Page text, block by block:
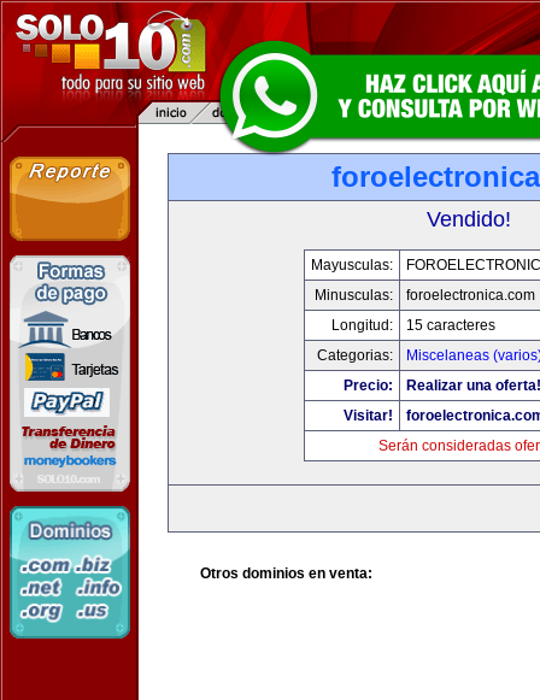
Vendido!
Mayusculas:
Minusculas:
foroelectronica.com
Longitud:
15 caracteres
Categorias:
Miscelaneas
Precio:
Realizar una oferta!
Visitar!
Serán consideradas
Otros dominios en venta: